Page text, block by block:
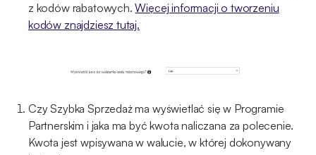
z kodów rabatowych.Więcej informacji o tworzeniu
kodów znajdziesz tutaj.
Czy Szybka Sprzedaż ma wyświetlać się w Programie
Partnerskim i jaka ma być kwota naliczana za polecenie.
Kwota jest wpisywana w walucie, w której dokonywany